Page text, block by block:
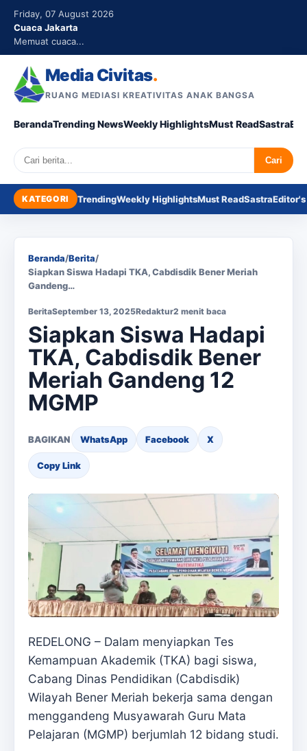
Friday, 07 August 2026
Cuaca Jakarta
Memuat cuaca...
Media Civitas.
RUANG MEDIASI KREATIVITAS ANAK BANGSA
BerandaTrending NewsWeekly HighlightsMust ReadSastra
Search Cari
KATEGORI TrendingWeekly HighlightsMust ReadSastra
Beranda/Berita/
Siapkan Siswa Hadapi TKA, Cabdisdik Bener Meriah
Gandeng…
BeritaSeptember 13, 2025Redaktur2 menit baca
Siapkan Siswa Hadapi
TKA, Cabdisdik Bener
Meriah Gandeng 12
MGMP
BAGIKAN WhatsApp Facebook X
Copy Link
REDELONG – Dalam menyiapkan Tes
Kemampuan Akademik (TKA) bagi siswa,
Cabang Dinas Pendidikan (Cabdisdik)
Wilayah Bener Meriah bekerja sama dengan
menggandeng Musyawarah Guru Mata
Pelajaran (MGMP) berjumlah 12 bidang studi.